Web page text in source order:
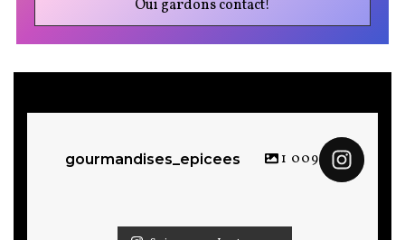
gourmandises_epicees 1 009